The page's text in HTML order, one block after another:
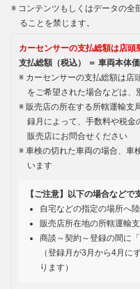
コンテンツもしくはデータの全
ることを禁じます。
カーセンサーの支払総額は店頭
支払総額（税込） ＝ 車両本体
カーセンサーの支払総額は店
をご希望された場合などは、
販売店の所在する所轄運輸支
録月によって、手数料や税金
販売店にお問合せください
車検の切れた車両の場合、車
います
【ご注意】以下の場合などで
自宅などの指定の場所へ
販売店所在地の所轄運輸
商談～契約～登録の間に
（登録月が3月から4月に
ります）